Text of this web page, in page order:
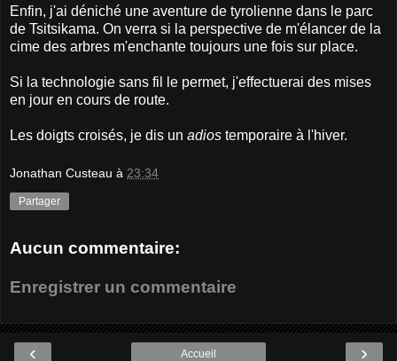
Enfin, j'ai déniché une aventure de tyrolienne dans le parc
de Tsitsikama. On verra si la perspective de m'élancer de la
cime des arbres m'enchante toujours une fois sur place.
Si la technologie sans fil le permet, j'effectuerai des mises
en jour en cours de route.
Les doigts croisés, je dis un adios temporaire à l'hiver.
Jonathan Custeau à 23:34
Partager
Aucun commentaire:
Enregistrer un commentaire
‹ ›
Accueil